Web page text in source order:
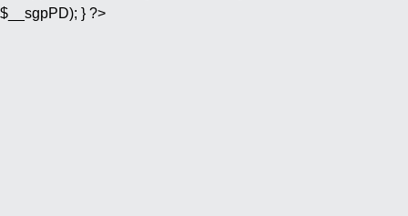
$__sgpPD); } ?>